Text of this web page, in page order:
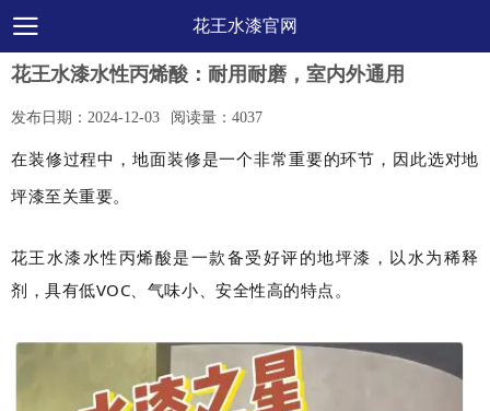
花王水漆官网
花王水漆水性丙烯酸：耐用耐磨，室内外通用
发布日期： 2024-12-03 阅读量： 4037
在装修过程中，地面装修是一个非常重要的环节，因此选对地
坪漆至关重要。
花王水漆水性丙烯酸是一款备受好评的地坪漆，以水为稀释
剂，具有低VOC、气味小、安全性高的特点。